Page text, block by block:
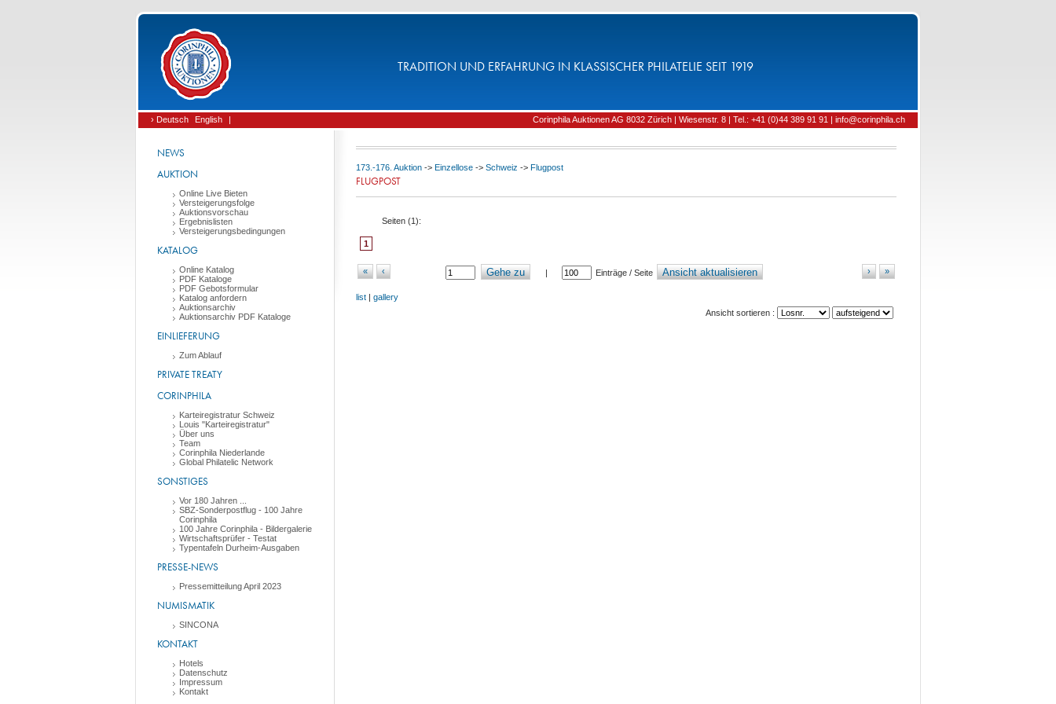
TRADITION UND ERFAHRUNG IN KLASSISCHER PHILATELIE SEIT 1919
› Deutsch English | Corinphila Auktionen AG 8032 Zürich | Wiesenstr. 8 | Tel.: +41 (0)44 389 91 91 | info@corinphila.ch
NEWS
AUKTION
Online Live Bieten
Versteigerungsfolge
Auktionsvorschau
Ergebnislisten
Versteigerungsbedingungen
KATALOG
Online Katalog
PDF Kataloge
PDF Gebotsformular
Katalog anfordern
Auktionsarchiv
Auktionsarchiv PDF Kataloge
EINLIEFERUNG
Zum Ablauf
PRIVATE TREATY
CORINPHILA
Karteiregistratur Schweiz
Louis "Karteiregistratur"
Über uns
Team
Corinphila Niederlande
Global Philatelic Network
SONSTIGES
Vor 180 Jahren ...
SBZ-Sonderpostflug - 100 Jahre
Corinphila
100 Jahre Corinphila - Bildergalerie
Wirtschaftsprüfer - Testat
Typentafeln Durheim-Ausgaben
PRESSE-NEWS
Pressemitteilung April 2023
NUMISMATIK
SINCONA
KONTAKT
Hotels
Datenschutz
Impressum
Kontakt
173.-176. Auktion -> Einzellose -> Schweiz -> Flugpost
FLUGPOST
Seiten (1):
1
« ‹ Gehe zu | Einträge / Seite Ansicht aktualisieren »
›
list | gallery
Ansicht sortieren :